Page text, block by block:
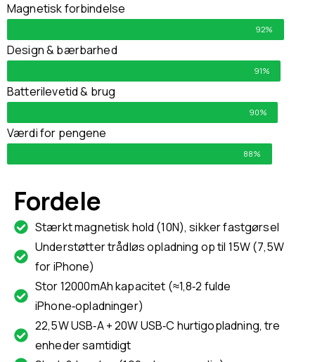
Magnetisk forbindelse
92%
Design & bærbarhed
91%
Batterilevetid & brug
90%
Værdi for pengene
88%
Fordele
Stærkt magnetisk hold (10N), sikker fastgørsel
Understøtter trådløs opladning op til 15W (7,5W
for iPhone)
Stor 12000mAh kapacitet (≈1,8‑2 fulde
iPhone‑opladninger)
22,5W USB‑A + 20W USB‑C hurtigopladning, tre
enheder samtidigt